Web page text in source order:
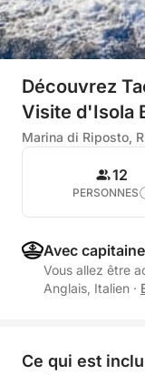
Découvrez
Visite d'Isola
Marina di Riposto,
12
PERSONNES
Avec capitaine
Vous allez être
Anglais, Italien ·
Ce qui est